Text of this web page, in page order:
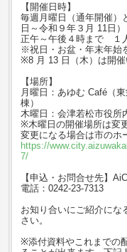
【開催日時】
毎週月曜日（通年開催）
日～令和９年３月 11日）
正午～午後４時まで １
※祝日・お盆・年末年始
※8 月 13 日（木）は開催
【場所】
月曜日：あゆむ Café（
棟）
木曜日：会津若松市役所
※木曜日の開催場所は変
変更になる場合は市のホ
https://
7/
【申込・お問合せ先】
電話：0242-23-7313
お知り合いにご紹介にな
さい。
※添付資料やこれまでの